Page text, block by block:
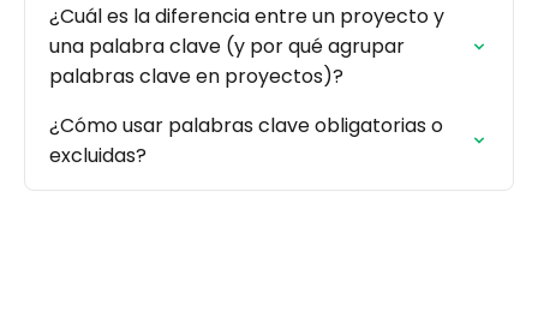
¿Cuál es la diferencia entre un proyecto y
una palabra clave (y por qué agrupar
palabras clave en proyectos)?
¿Cómo usar palabras clave obligatorias o
excluidas?